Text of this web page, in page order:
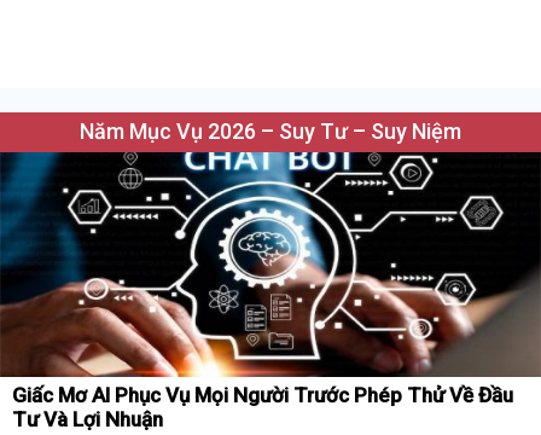
Năm Mục Vụ 2026 – Suy Tư – Suy Niệm
Giấc Mơ AI Phục Vụ Mọi Người Trước Phép Thử Về Đầu
Tư Và Lợi Nhuận